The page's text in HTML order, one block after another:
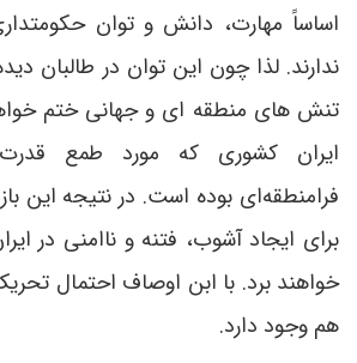
اساساً مهارت، دانش و توان
ندارند. لذا چون این توان در طالبان
تنش های منطقه ای و جهانی ختم
ایران کشوری که مورد طمع
فرامنطقه‌ای بوده است. در نتیجه این
برای ایجاد آشوب، فتنه و ناامنی در
خواهند برد. با ابن اوصاف احتمال
هم وجود دارد.